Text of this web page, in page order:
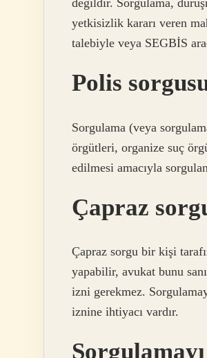
değildir. Sorgulama,
yetkisizlik kararı veren
talebiyle veya SEGBİS
Polis
Sorgulama (veya
örgütleri, organize suç
edilmesi amacıyla
Çapraz
Çapraz sorgu bir kişi
yapabilir, avukat bunu
izni gerekmez.
iznine ihtiyacı vardır.